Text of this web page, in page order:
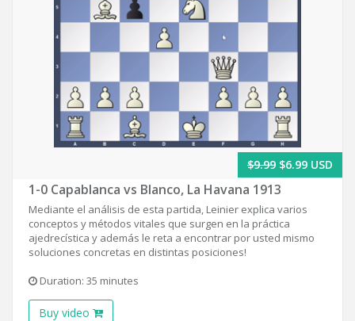
$9.99 $6.99 USD
1-0 Capablanca vs Blanco, La Havana 1913
Mediante el análisis de esta partida, Leinier explica varios
conceptos y métodos vitales que surgen en la práctica
ajedrecística y además le reta a encontrar por usted mismo
soluciones concretas en distintas posiciones!
Duration: 35 minutes
Buy video